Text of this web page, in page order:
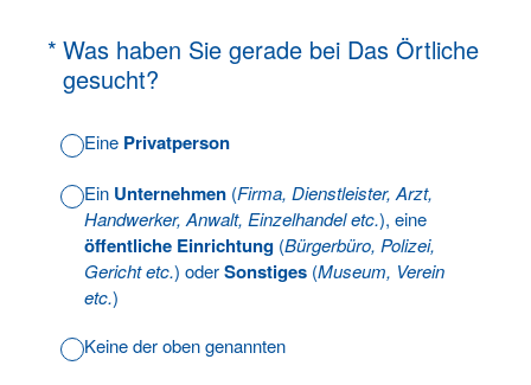
* Was haben Sie gerade bei Das Örtliche
gesucht?
(Erforderlich.)
Eine Privatperson
Ein Unternehmen (Firma, Dienstleister, Arzt,
Handwerker, Anwalt, Einzelhandel etc.), eine
öffentliche Einrichtung (Bürgerbüro, Polizei,
Gericht etc.) oderSonstiges (Museum, Verein
etc.)
Keine der oben genannten